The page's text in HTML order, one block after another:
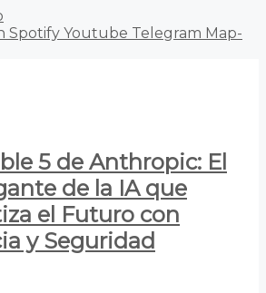
Spotify Youtube Telegram Map-
5 de Anthropic: El
de la IA que
el Futuro con
y Seguridad